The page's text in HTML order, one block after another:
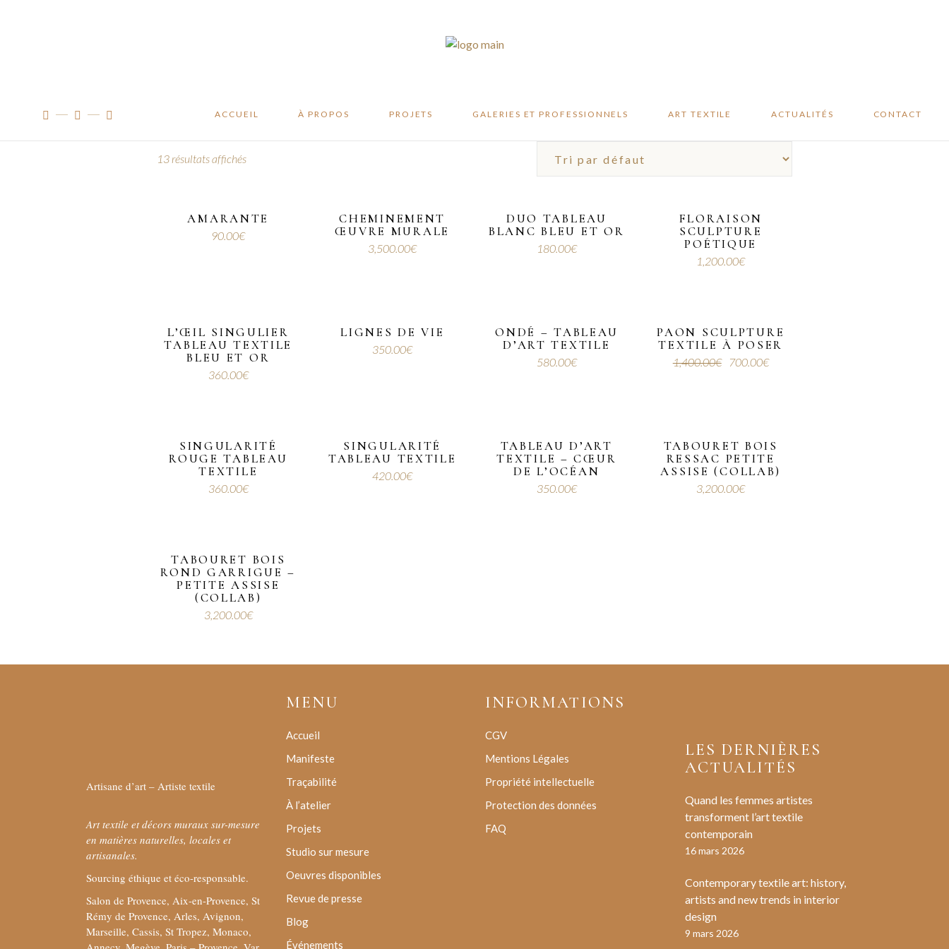
ACCUEIL À PROPOS PROJETS GALERIES ET PROFESSIONNELS ART TEXTILE ACTUALITÉS CONTACT
13 résultats affichés
AMARANTE
90.00€
CHEMINEMENT
ŒUVRE MURALE
3,500.00€
DUO TABLEAU
BLANC BLEU ET OR
180.00€
FLORAISON
SCULPTURE
POÉTIQUE
1,200.00€
L’ŒIL SINGULIER
TABLEAU TEXTILE
BLEU ET OR
360.00€
LIGNES DE VIE
350.00€
ONDÉ – TABLEAU
D’ART TEXTILE
580.00€
Sale
PAON SCULPTURE
TEXTILE À POSER
1,400.00€Le700.00€
Le
SINGULARITÉ
ROUGE TABLEAU
TEXTILE
360.00€
SINGULARITÉ
TABLEAU TEXTILE
420.00€
TABLEAU D’ART
TEXTILE – CŒUR
DE L’OCÉAN
350.00€
TABOURET BOIS
RESSAC PETITE
ASSISE (COLLAB)
3,200.00€
TABOURET BOIS
ROND GARRIGUE –
PETITE ASSISE
(COLLAB)
3,200.00€
Artisane d’art – Artiste textile
Art textile et décors muraux sur-mesure
en matières naturelles, locales et
artisanales.
Sourcing éthique et éco-responsable.
Salon de Provence, Aix-en-Provence, St
Rémy de Provence, Arles, Avignon,
Marseille, Cassis, St Tropez, Monaco,
MENU
Accueil
Manifeste
Traçabilité
À l’atelier
Projets
Studio sur mesure
Oeuvres disponibles
Revue de presse
Blog
Événements
INFORMATIONS
CGV
Mentions Légales
Propriété intellectuelle
Protection des données
FAQ
LES DERNIÈRES
ACTUALITÉS
Quand les femmes artistes
transforment l’art textile
contemporain
16 mars 2026
Contemporary textile art: history,
artists and new trends in interior
design
9 mars 2026